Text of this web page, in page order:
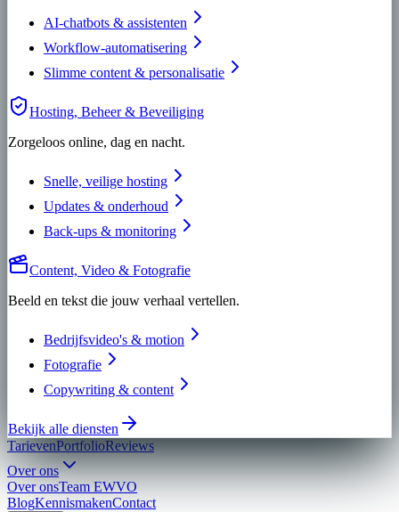
AI-chatbots & assistenten
Workflow-automatisering
Slimme content & personalisatie
Hosting, Beheer & Beveiliging
Zorgeloos online, dag en nacht.
Snelle, veilige hosting
Updates & onderhoud
Back-ups & monitoring
Content, Video & Fotografie
Beeld en tekst die jouw verhaal vertellen.
Bedrijfsvideo's & motion
Fotografie
Copywriting & content
Bekijk alle diensten
TarievenPortfolioReviews
Over ons
Over onsTeam EWVO
BlogKennismakenContact